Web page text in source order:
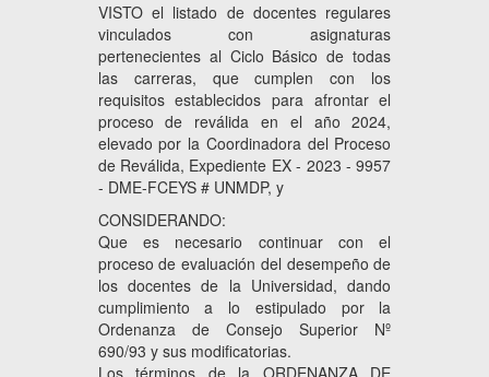
VISTO el listado de docentes regulares
vinculados con asignaturas
pertenecientes al Ciclo Básico de todas
las carreras, que cumplen con los
requisitos establecidos para afrontar el
proceso de reválida en el año 2024,
elevado por la Coordinadora del Proceso
de Reválida, Expediente EX - 2023 - 9957
- DME-FCEYS # UNMDP, y
CONSIDERANDO:
Que es necesario continuar con el
proceso de evaluación del desempeño de
los docentes de la Universidad, dando
cumplimiento a lo estipulado por la
Ordenanza de Consejo Superior Nº
690/93 y sus modificatorias.
Los términos de la ORDENANZA DE